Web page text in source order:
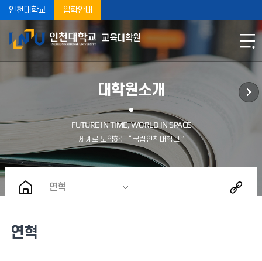
인천대학교 입학안내
교육대학원
대학원소개
연혁
연혁